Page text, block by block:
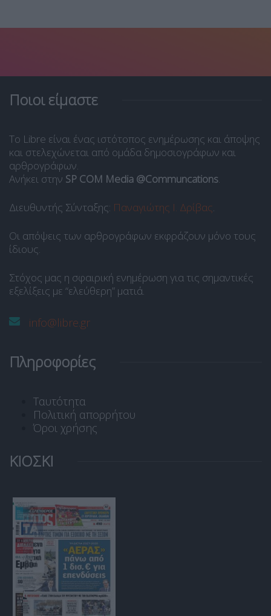
Ποιοι είμαστε
Το Libre είναι ένας ιστότοπος ενημέρωσης και άποψης
και στελεχώνεται από ομάδα δημοσιογράφων και
αρθρογράφων.
Ανήκει στην SP COM Media @Communcations.
Διευθυντής Σύνταξης: Παναγιώτης Ι. Δρίβας.
Οι απόψεις των αρθρογράφων εκφράζουν μόνο τους
ίδιους.
Στόχος μας η σφαιρική ενημέρωση για τις σημαντικές
εξελίξεις με “ελεύθερη” ματιά.
info@libre.gr
Πληροφορίες
Ταυτότητα
Πολιτική απορρήτου
Όροι χρήσης
ΚΙΟΣΚΙ